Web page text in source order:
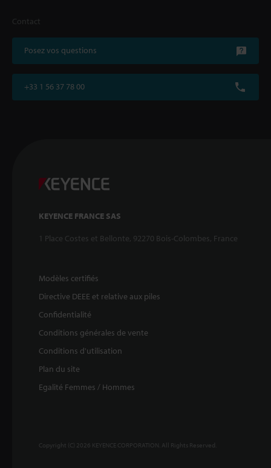
Contact
Posez vos questions
+33 1 56 37 78 00
KEYENCE FRANCE SAS
1 Place Costes et Bellonte, 92270 Bois-Colombes, France
Modèles certifiés
Directive DEEE et relative aux piles
Confidentialité
Conditions générales de vente
Conditions d'utilisation
Plan du site
Egalité Femmes / Hommes
Copyright (C) 2026 KEYENCE CORPORATION. All Rights Reserved.